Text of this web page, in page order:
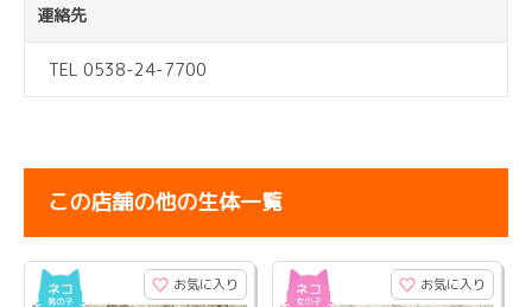
連絡先
TEL 0538-24-7700
この店舗の他の生体一覧
お気に入り お気に入り